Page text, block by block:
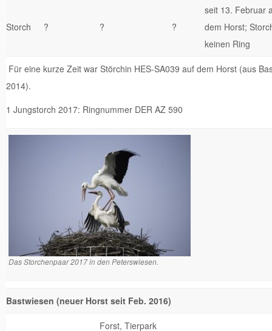
Storch ? ? ?
seit 13. Februar
dem Horst;
keinen Ring
Für eine kurze Zeit war Störchin HES-SA039 auf dem Horst (aus
2014).
1 Jungstorch 2017: Ringnummer DER AZ 590
Das Storchenpaar 2017 in den Peterswiesen.
Bastwiesen (neuer Horst seit Feb. 2016)
Forst, Tierpark